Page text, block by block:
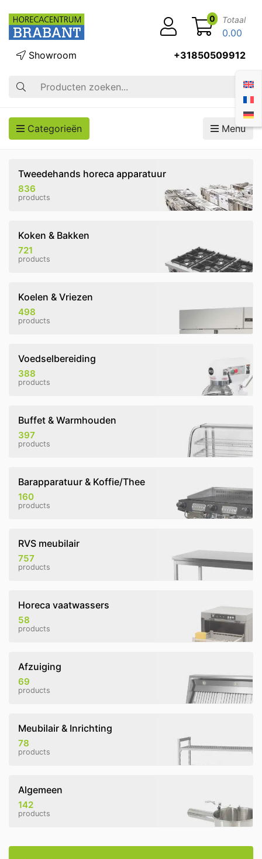
Zoek op
Showroom +31850509912
0 Totaal
0.00
Categorieën Menu
Tweedehands horeca apparatuur
836
products
Koken & Bakken
721
products
Koelen & Vriezen
498
products
Voedselbereiding
388
products
Buffet & Warmhouden
397
products
Barapparatuur & Koffie/Thee
160
products
RVS meubilair
757
products
Horeca vaatwassers
58
products
Afzuiging
69
products
Meubilair & Inrichting
78
products
Algemeen
142
products